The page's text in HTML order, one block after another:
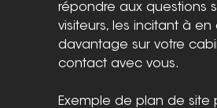
répondre aux questions
visiteurs, les incitant à en
davantage sur votre
contact avec vous.
Exemple de plan de site